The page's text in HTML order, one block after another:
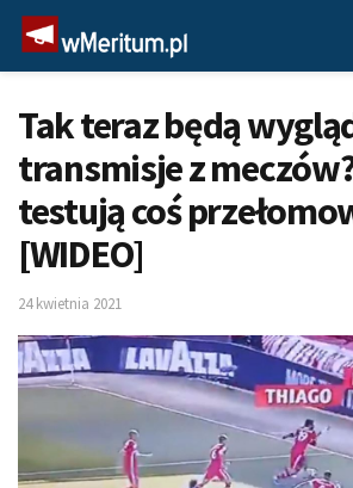
Tak teraz będą
transmisje z
testują coś
[WIDEO]
24 kwietnia 2021